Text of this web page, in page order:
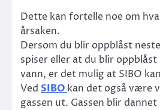
Dette kan fortelle noe om
årsaken.
Dersom du blir oppblåst
spiser eller at du blir oppblåst
vann, er det mulig at SIBO
Ved SIBO kan det også være
gassen ut. Gassen blir